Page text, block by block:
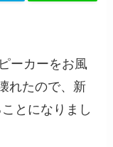
ーカーをお風
れたので、新
とになりまし